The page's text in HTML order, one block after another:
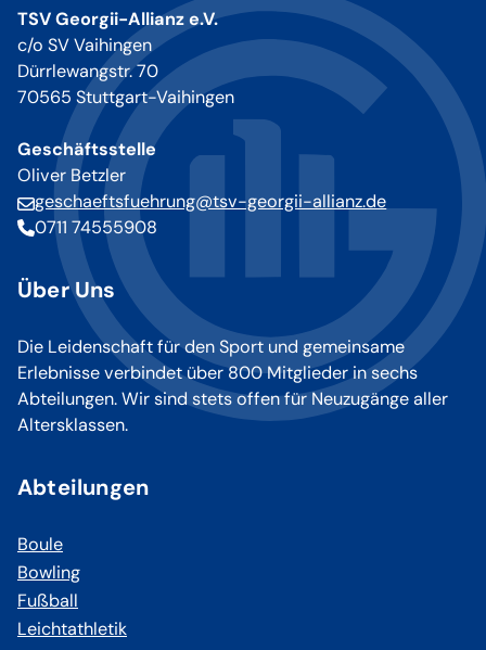
TSV Georgii-Allianz e.V.
c/o SV Vaihingen
Dürrlewangstr. 70
70565 Stuttgart-Vaihingen
Geschäftsstelle
Oliver Betzler
geschaeftsfuehrung@tsv-georgii-allianz.de
0711 74555908
Abteilungen
Boule
Bowling
Fußball
Leichtathletik
Über Uns
Die Leidenschaft für den Sport und gemeinsame
Erlebnisse verbindet über 800 Mitglieder in sechs
Abteilungen. Wir sind stets offen für Neuzugänge aller
Altersklassen.